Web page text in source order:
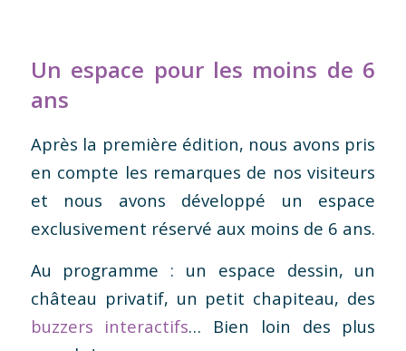
Un espace pour les moins de 6
ans
Après la première édition, nous avons pris
en compte les remarques de nos visiteurs
et nous avons développé un espace
exclusivement réservé aux moins de 6 ans.
Au programme : un espace dessin, un
château privatif, un petit chapiteau, des
buzzers interactifs… Bien loin des plus